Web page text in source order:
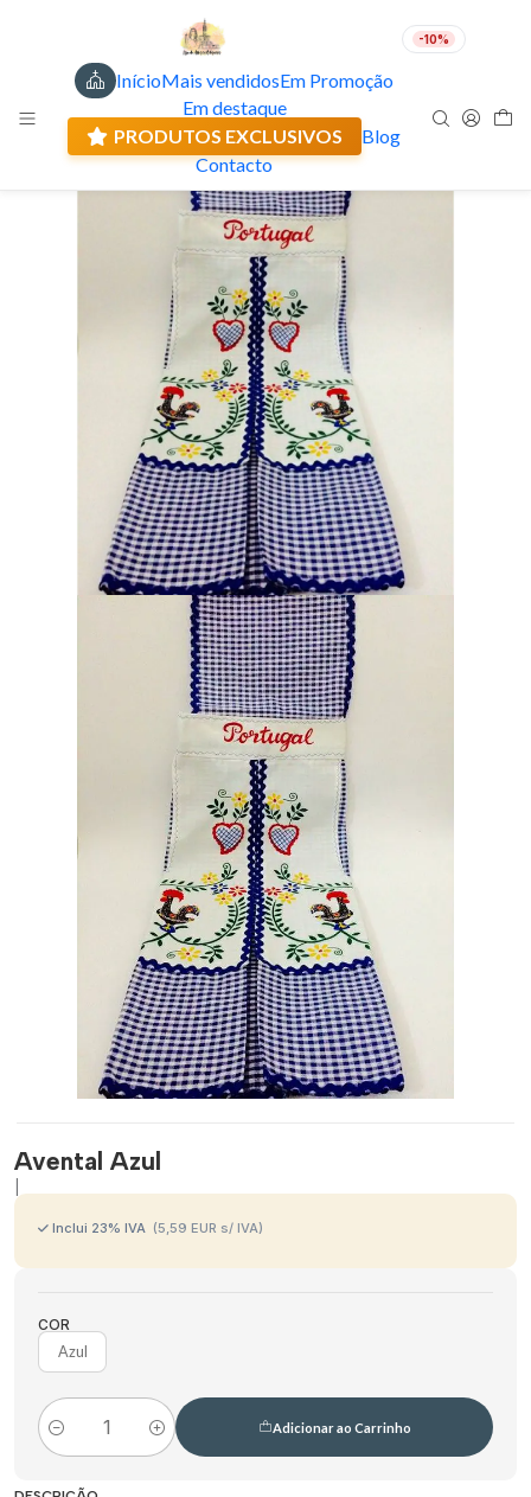
-10%
InícioMais vendidosEm Promoção
Em destaque
PRODUTOS EXCLUSIVOS
Blog
Contacto
EUR
🇵🇹 FABRICADO EM PORTUGAL
Avental Azul
Inclui 23% IVA (5,59 EUR s/ IVA)
COR
Azul
Quantidade
Adicionar ao Carrinho